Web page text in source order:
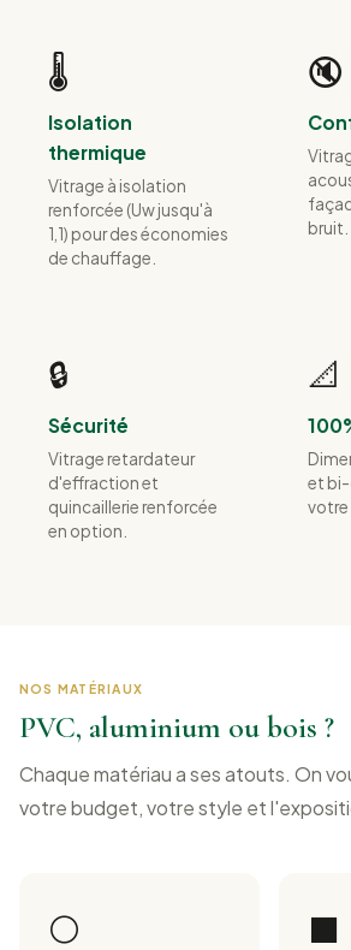
🌡️
Isolation
thermique
Vitrage à isolation
renforcée (Uw jusqu'à
1,1) pour des économies
de chauffage.
🔇
bruit.
🔒
Sécurité
Vitrage retardateur
d'effraction et
quincaillerie renforcée
en option.
📐
et bi-
votre
NOS MATÉRIAUX
PVC, aluminium ou bois ?
Chaque matériau a ses atouts. On
votre budget, votre style et
⚪ ⬛